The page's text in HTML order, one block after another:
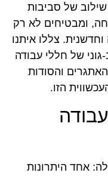
של סביבות
ומבטיחים לא רק
צללו איתנו
של חללי עבודה
והסודות
הזו.
אחד היתרונות